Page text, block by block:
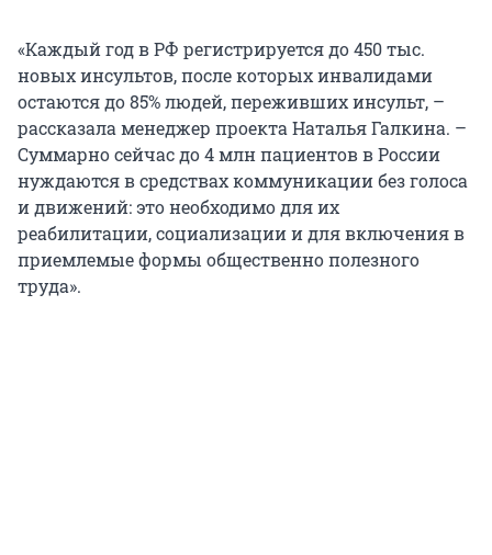
«Каждый год в РФ регистрируется до 450 тыс.
новых инсультов, после которых инвалидами
остаются до 85% людей, переживших инсульт, –
рассказала менеджер проекта Наталья Галкина. –
Суммарно сейчас до 4 млн пациентов в России
нуждаются в средствах коммуникации без голоса
и движений: это необходимо для их
реабилитации, социализации и для включения в
приемлемые формы общественно полезного
труда».